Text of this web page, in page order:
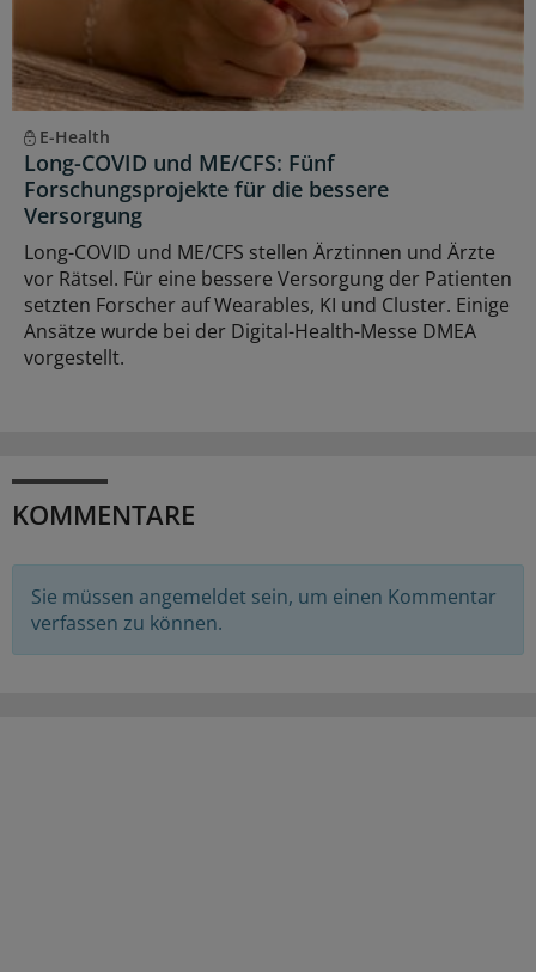
E-Health
Long-COVID und ME/CFS: Fünf
Forschungsprojekte für die bessere
Versorgung
Long-COVID und ME/CFS stellen Ärztinnen und Ärzte
vor Rätsel. Für eine bessere Versorgung der Patienten
setzten Forscher auf Wearables, KI und Cluster. Einige
Ansätze wurde bei der Digital-Health-Messe DMEA
vorgestellt.
KOMMENTARE
Sie müssen angemeldet sein, um einen Kommentar
verfassen zu können.